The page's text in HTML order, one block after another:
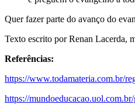
Quer fazer parte do avanço do
Texto escrito por Renan Lacerda,
Referências:
https://www.todamateria.com.br/
https://